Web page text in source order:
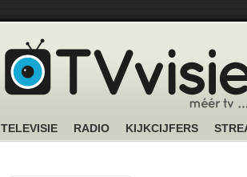
TELEVISIE RADIO KIJKCIJFERS